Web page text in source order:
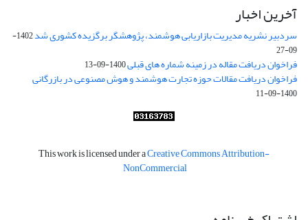
آخرین اخبار
سردبیر نشریه مدیریت بازاریابی هوشمند، پژوهشگر برگزیده کشوری شد
1402-
09-27
فراخوان دریافت مقاله در زمینه شماره های قبلی1400-09-13
فراخوان دریافت مقالات حوزه تجارت هوشمند و هوش مصنوعی در بازرگانی
1400-09-11
This work is licensed under aCreative Commons Attribution-
NonCommercial